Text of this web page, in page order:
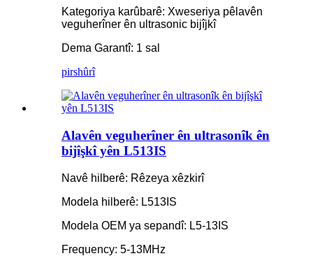
Kategoriya karûbarê: Xweseriya pêlavên
veguherîner ên ultrasonic bijîjkî
Dema Garantî: 1 sal
pirshûrî
Alavên veguherîner ên ultrasonîk ên
bijîşkî yên L513IS
Navê hilberê: Rêzeya xêzkirî
Modela hilberê: L513IS
Modela OEM ya sepandî: L5-13IS
Frequency: 5-13MHz